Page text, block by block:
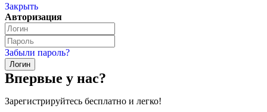
Закрыть
Авторизация
Забыли пароль?
Впервые у нас?
Зарегистрируйтесь бесплатно и легко!